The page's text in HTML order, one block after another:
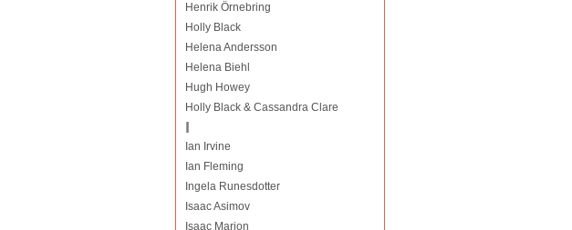
Henrik Örnebring
Holly Black
Helena Andersson
Helena Biehl
Hugh Howey
Holly Black & Cassandra Clare
I
Ian Irvine
Ian Fleming
Ingela Runesdotter
Isaac Asimov
Isaac Marion